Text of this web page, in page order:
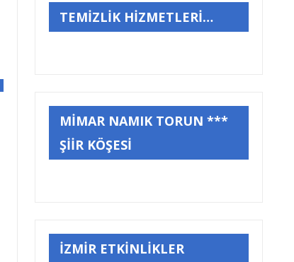
TEMİZLİK HİZMETLERİ…
MİMAR NAMIK TORUN ***
ŞİİR KÖŞESİ
İZMİR ETKİNLİKLER